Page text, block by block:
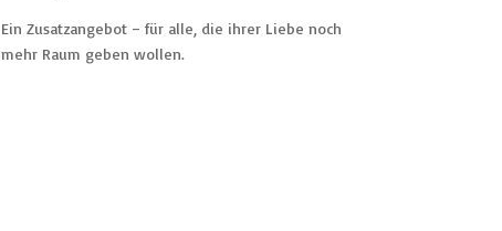
Ein Zusatzangebot – für alle, die ihrer Liebe noch
mehr Raum geben wollen.